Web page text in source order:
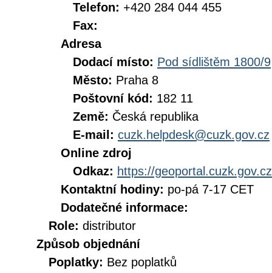
Telefon: +420 284 044 455
Fax:
Adresa
Dodací místo: Pod sídlištěm 1800/9
Město: Praha 8
Poštovní kód: 182 11
Země: Česká republika
E-mail: cuzk.helpdesk@cuzk.gov.cz
Online zdroj
Odkaz: https://geoportal.cuzk.gov.cz
Kontaktní hodiny: po-pá 7-17 CET
Dodatečné informace:
Role: distributor
Způsob objednání
Poplatky: Bez poplatků